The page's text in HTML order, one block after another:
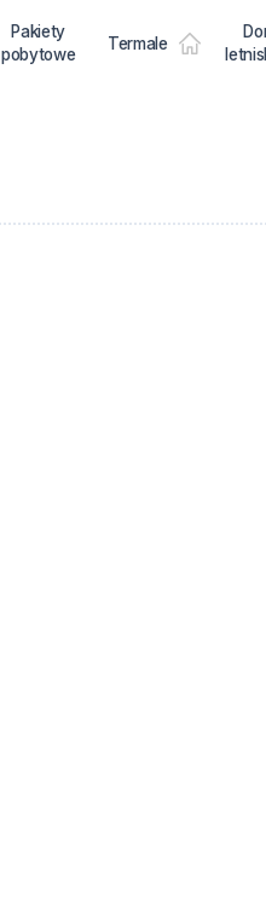
Pakiety
pobytowe
Termale